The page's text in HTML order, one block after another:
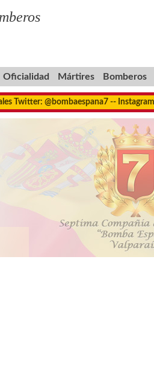
Oficialidad Mártires Bomberos
Twitter: @bombaespana7 --